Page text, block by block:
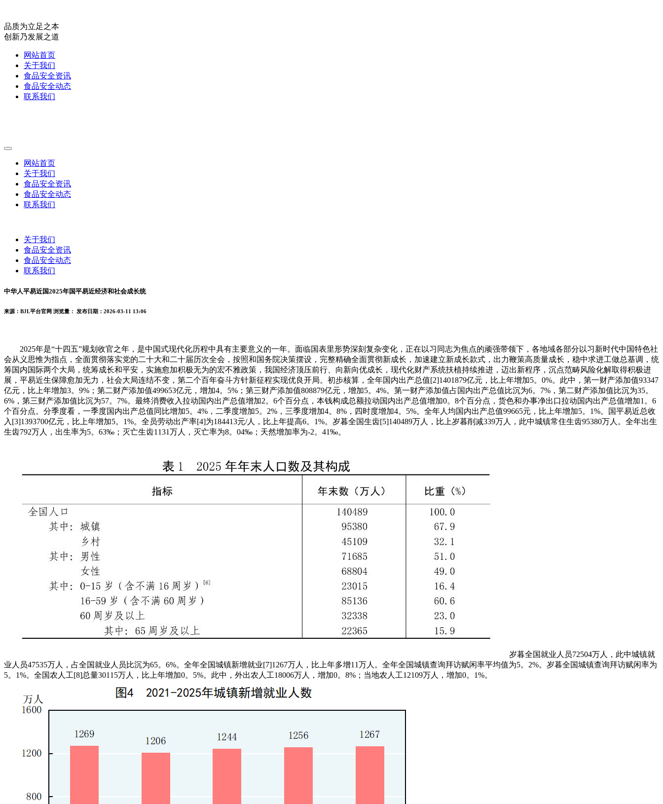
品质为立足之本
创新乃发展之道
网站首页
关于我们
食品安全资讯
食品安全动态
联系我们
网站首页
关于我们
食品安全资讯
食品安全动态
联系我们
关于我们
食品安全资讯
食品安全动态
联系我们
中华人平易近国2025年国平易近经济和社会成长统
来源：BJL平台官网 浏览量： 发布日期：2026-03-11 13:06
2025年是“十四五”规划收官之年，是中国式现代化历程中具有主要意义的一年。面临国表里形势深刻复杂变化，正在以习同志为焦点的顽强带领下，各地域各部分以习新时代中国特色社
会从义思惟为指点，全面贯彻落实党的二十大和二十届历次全会，按照和国务院决策摆设，完整精确全面贯彻新成长，加速建立新成长款式，出力鞭策高质量成长，稳中求进工做总基调，统
筹国内国际两个大局，统筹成长和平安，实施愈加积极无为的宏不雅政策，我国经济顶压前行、向新向优成长，现代化财产系统扶植持续推进，迈出新程序，沉点范畴风险化解取得积极进
展，平易近生保障愈加无力，社会大局连结不变，第二个百年奋斗方针新征程实现优良开局。初步核算，全年国内出产总值[2]1401879亿元，比上年增加5。0%。此中，第一财产添加值93347
亿元，比上年增加3。9%；第二财产添加值499653亿元，增加4。5%；第三财产添加值808879亿元，增加5。4%。第一财产添加值占国内出产总值比沉为6。7%，第二财产添加值比沉为35。
6%，第三财产添加值比沉为57。7%。最终消费收入拉动国内出产总值增加2。6个百分点，本钱构成总额拉动国内出产总值增加0。8个百分点，货色和办事净出口拉动国内出产总值增加1。6
个百分点。分季度看，一季度国内出产总值同比增加5。4%，二季度增加5。2%，三季度增加4。8%，四时度增加4。5%。全年人均国内出产总值99665元，比上年增加5。1%。国平易近总收
入[3]1393700亿元，比上年增加5。1%。全员劳动出产率[4]为184413元/人，比上年提高6。1%。岁暮全国生齿[5]140489万人，比上岁暮削减339万人，此中城镇常住生齿95380万人。全年出生
生齿792万人，出生率为5。63‰；灭亡生齿1131万人，灭亡率为8。04‰；天然增加率为-2。41‰。
岁暮全国就业人员72504万人，此中城镇就
业人员47535万人，占全国就业人员比沉为65。6%。全年全国城镇新增就业[7]1267万人，比上年多增11万人。全年全国城镇查询拜访赋闲率平均值为5。2%。岁暮全国城镇查询拜访赋闲率为
5。1%。全国农人工[8]总量30115万人，比上年增加0。5%。此中，外出农人工18006万人，增加0。8%；当地农人工12109万人，增加0。1%。